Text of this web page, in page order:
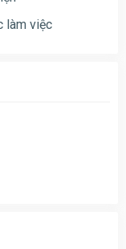
làm việc